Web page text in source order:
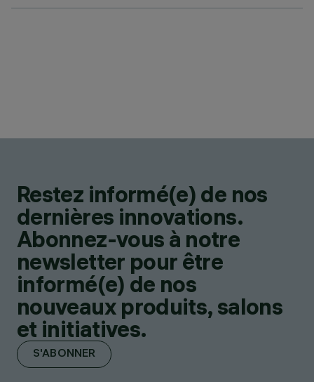
Restez informé(e) de nos
dernières innovations.
Abonnez-vous à notre
newsletter pour être
informé(e) de nos
nouveaux produits, salons
et initiatives.
S'ABONNER